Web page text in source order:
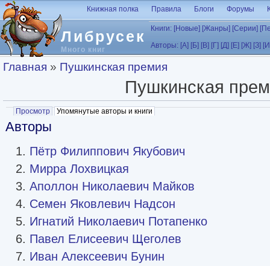
Перейти к основному содержанию
Либрусек
Много книг
Книжная полка Правила Блоги Форумы
Книги: [Новые] [Жанры] [Серии]
Авторы: [А] [Б] [В] [Г] [Д] [Е] [Ж] [З]
Вы здесь
Главная » Пушкинская премия
Пушкинская
Главные вкладки
Просмотр Упомянутые авторы и книги
Авторы
Пётр Филиппович Якубович
Мирра Лохвицкая
Аполлон Николаевич Майков
Семен Яковлевич Надсон
Игнатий Николаевич Потапенко
Павел Елисеевич Щеголев
Иван Алексеевич Бунин